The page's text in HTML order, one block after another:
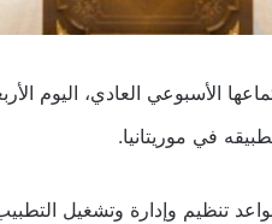
الأسبوعي العادي،
في موريتانيا.
تنظيم وإدارة وتشغيل التطبيب